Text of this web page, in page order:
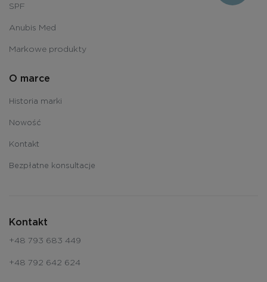
SPF
Anubis Med
Markowe produkty
O marce
Historia marki
Nowość
Kontakt
Bezpłatne konsultacje
Kontakt
+48 793 683 449
+48 792 642 624